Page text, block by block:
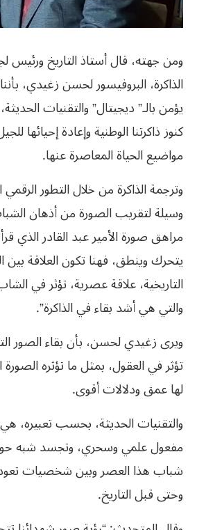
ومن جهته، قال أستاذ التاريخ ورئيس
الذاكرة، البروفيسور لحسن زغيدي،
يؤمن بالـ” ديجيتال” والتقنيات
كنوز ذاكرتنا الوطنية وإعادة إحيائها
مواضيع الحياة المعاصرة عنها.
وترجمة الذاكرة من خلال التطور
وسيلة لتقريب الصورة من أذهان
مراهق صورة الأمير عبد القادر الذي
يتحرك وينطق، فهنا تكون العلاقة بين
التاريخية، علاقة عصرية، تؤثر في
والتي هي أشد بقاء في الذاكرة”.
ويرى زغيدي لحسن، بأن بقاء الصور
تؤثر في العقول، بمثل ما تؤثره
لها عمق ودلالات أقوى.
والتقنيات الحديثة، بحسب تعبيره،
مفعول علمي وسحري، وتجسد شبه
شباب هذا العصر وبين شخصيات
وحتى قبل التاريخ.